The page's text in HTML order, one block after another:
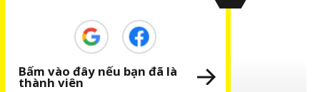
Bấm vào đây nếu bạn đã là
thành viên